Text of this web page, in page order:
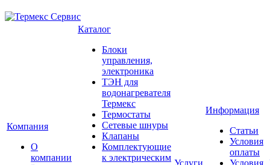
Компания
О
компании
Каталог
Блоки
управления,
электроника
ТЭН для
водонагревателя
Термекс
Термостаты
Сетевые шнуры
Клапаны
Комплектующие
к электрическим
Услуги
Информация
Статьи
Условия
оплаты
Условия